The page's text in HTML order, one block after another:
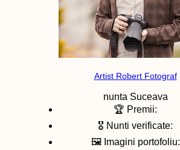
Artist Robert Fotograf
nunta Suceava
🏆 Premii:
🎖️ Nunti verificate:
🖼️ Imagini portofoliu: